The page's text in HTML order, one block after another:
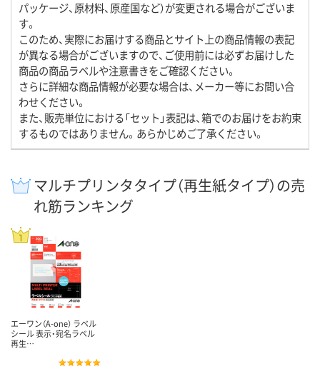
パッケージ、原材料、原産国など）が変更される場合がございま
す。
このため、実際にお届けする商品とサイト上の商品情報の表記
が異なる場合がございますので、ご使用前には必ずお届けした
商品の商品ラベルや注意書きをご確認ください。
さらに詳細な商品情報が必要な場合は、メーカー等にお問い合
わせください。
また、販売単位における「セット」表記は、箱でのお届けをお約束
するものではありません。あらかじめご了承ください。
マルチプリンタタイプ（再生紙タイプ）の売
れ筋ランキング
エーワン（A-one） ラベル
シール 表示・宛名ラベル
再生…